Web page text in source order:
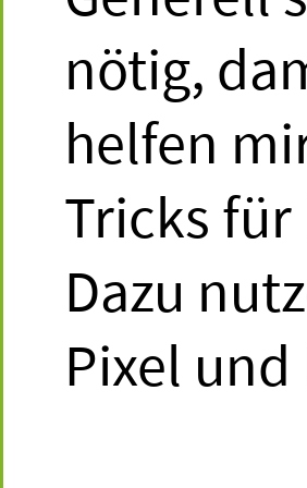
Antwort:
Wenn
Studios
nötig,
helfen
Tricks für
Dazu
Pixel